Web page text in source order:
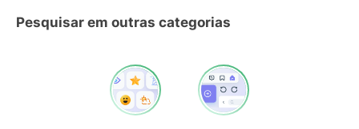
Pesquisar em outras categorias